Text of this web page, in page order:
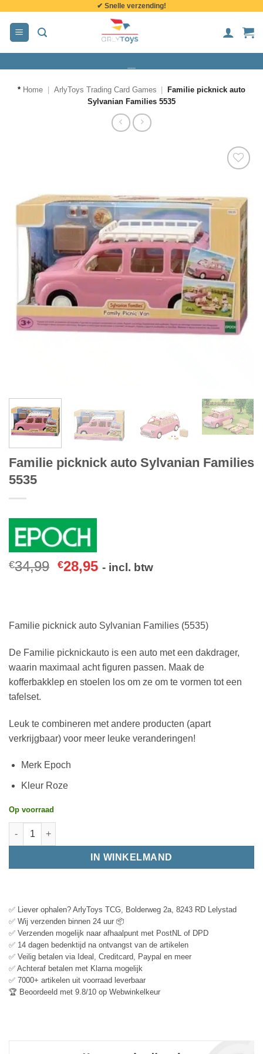
inhoud
✔ Snelle verzending!
* Home ArlyToys Trading Card Games
Familie picknick auto
Sylvanian Families 5535
Familie picknick auto Sylvanian Families
5535
€34,99 €28,95 - incl. btw
Familie picknick auto Sylvanian Families (5535)
De Familie picknickauto is een auto met een dakdrager,
waarin maximaal acht figuren passen. Maak de
kofferbakklep en stoelen los om ze om te vormen tot een
tafelset.
Leuk te combineren met andere producten (apart
verkrijgbaar) voor meer leuke veranderingen!
Merk Epoch
Kleur Roze
Op voorraad
IN WINKELMAND
✅ Liever ophalen? ArlyToys TCG, Bolderweg 2a, 8243 RD Lelystad
✅ Wij verzenden binnen 24 uur 📦
✅ Verzenden mogelijk naar afhaalpunt met PostNL of DPD
✅ 14 dagen bedenktijd na ontvangst van de artikelen
✅ Veilig betalen via Ideal, Creditcard, Paypal en meer
✅ Achteraf betalen met Klarna mogelijk
✅ 7000+ artikelen uit voorraad leverbaar
🏆 Beoordeeld met 9.8/10 op Webwinkelkeur